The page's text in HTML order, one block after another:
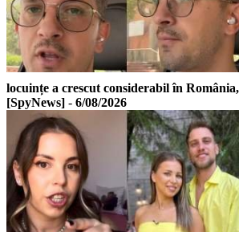
locuințe a crescut considerabil în
[SpyNews] - 6/08/2026